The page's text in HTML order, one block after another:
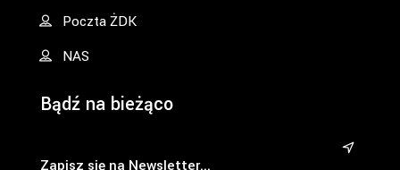
Poczta ŻDK
NAS
Bądź na bieżąco
&